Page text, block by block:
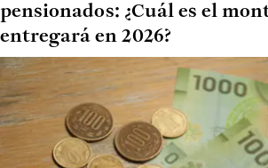
pensionados: ¿Cuál es el
entregará en 2026?